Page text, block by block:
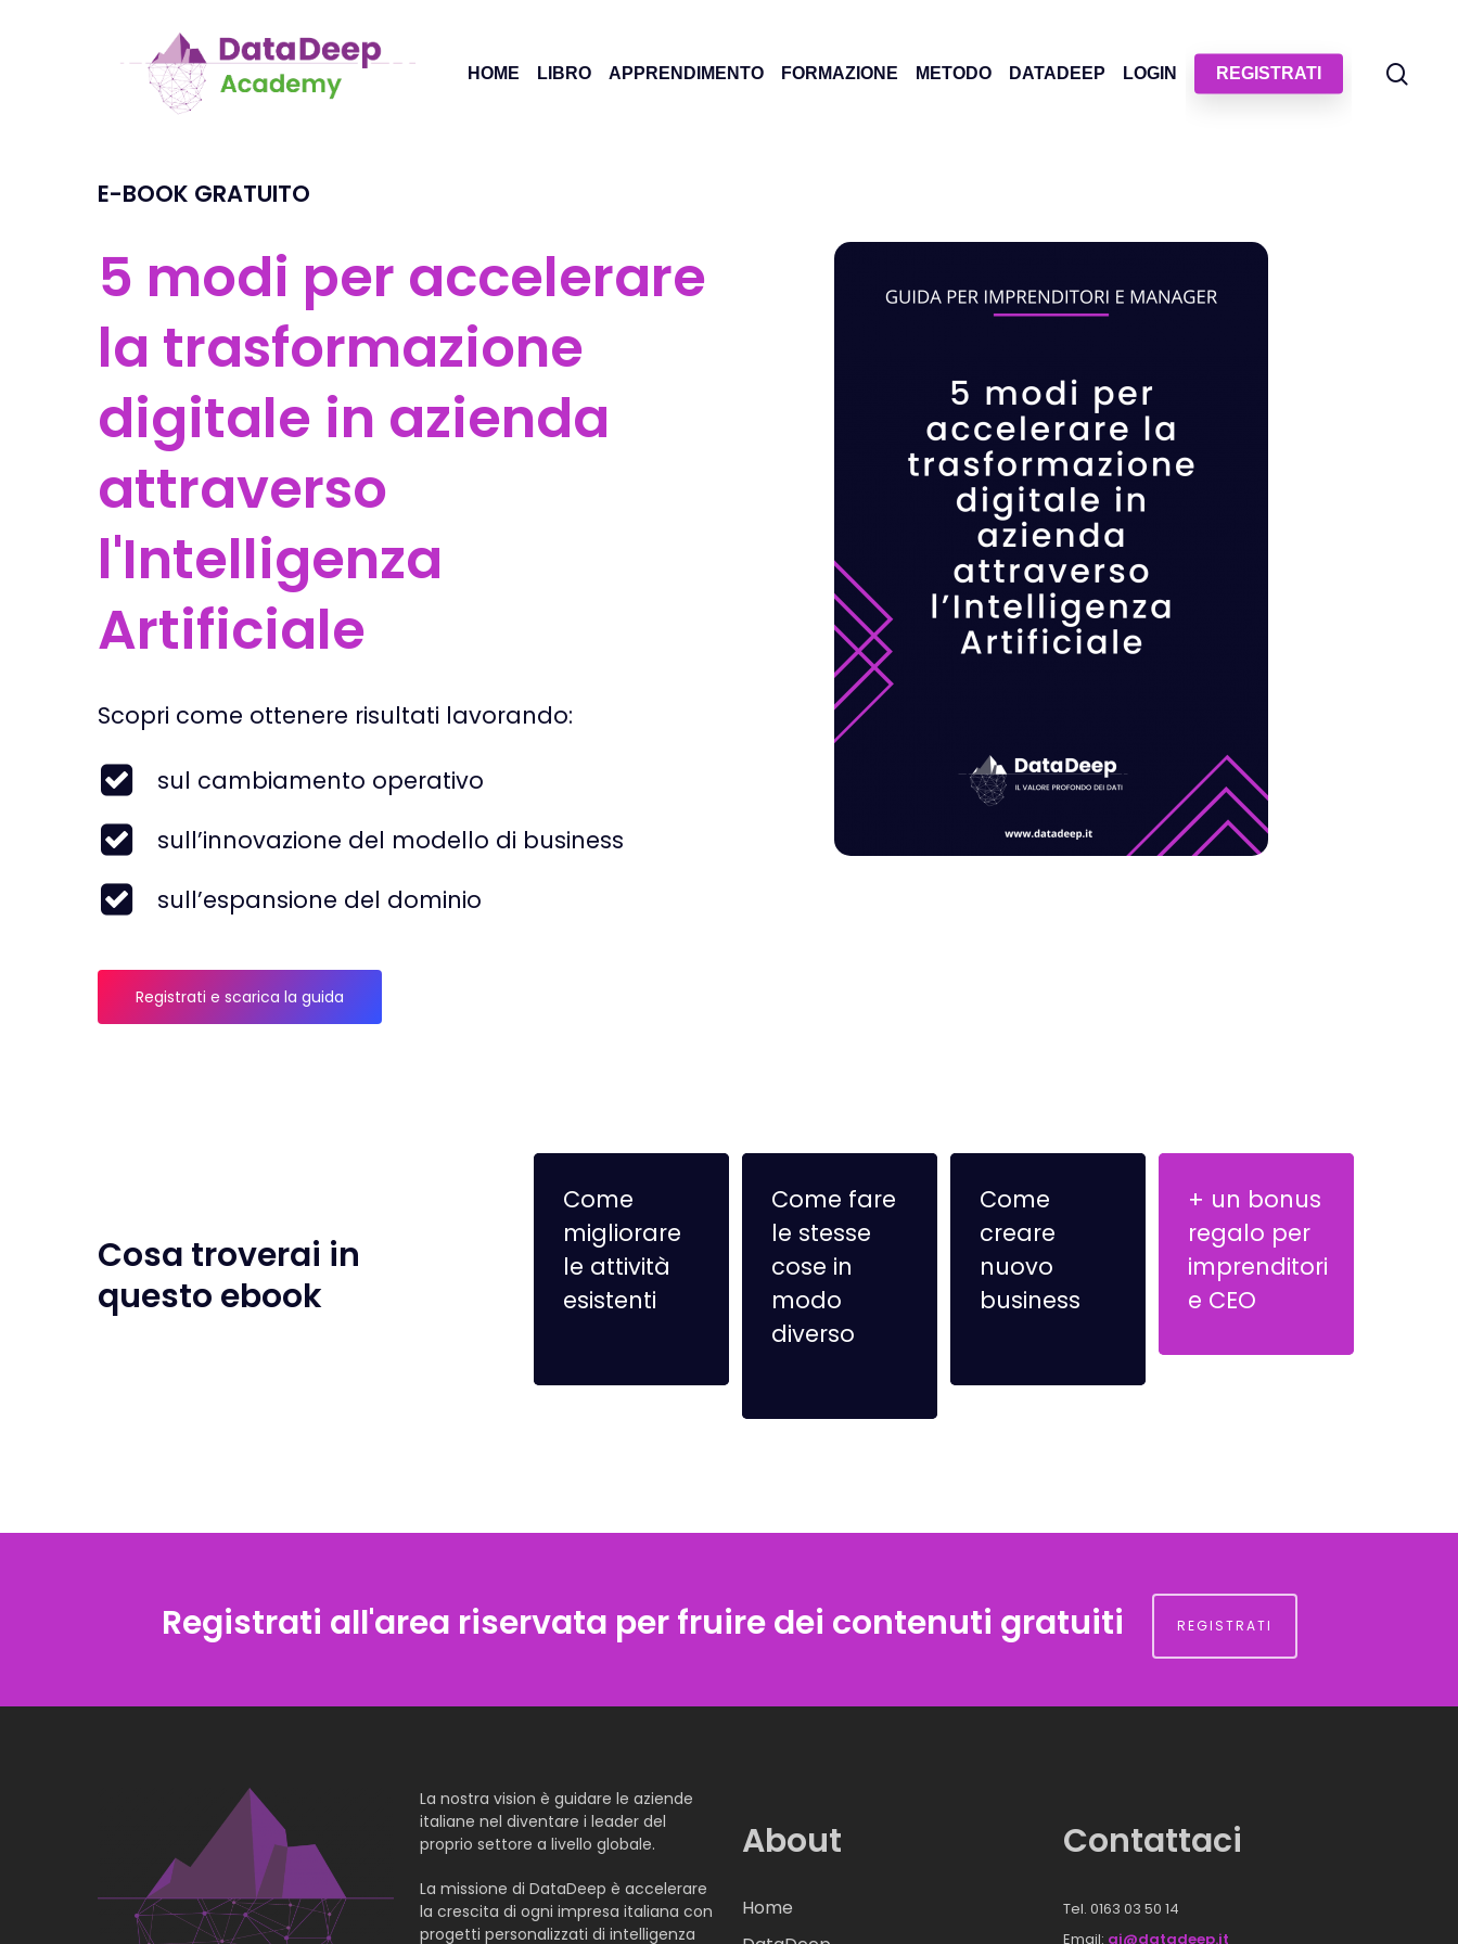
Hit enter to search or ESC to close
HOME LIBRO APPRENDIMENTO
Newsletter
FORMAZIONE METODO DATADEEP LOGIN REGISTRATI
E-BOOK GRATUITO
5 modi per accelerare
la trasformazione
digitale in azienda
attraverso
l'Intelligenza
Artificiale
Scopri come ottenere risultati lavorando:
sul cambiamento operativo
sull’innovazione del modello di business
sull’espansione del dominio
Registrati e scarica la guida
Cosa troverai in
questo ebook
Come
migliorare
le attività
esistenti
Come fare
le stesse
cose in
modo
diverso
Come
creare
nuovo
business
+ un bonus
regalo per
imprenditori
e CEO
Registrati all'area riservata per fruire dei contenuti gratuiti REGISTRATI
La nostra vision è guidare le aziende
italiane nel diventare i leader del
proprio settore a livello globale.
La missione di DataDeep è accelerare
la crescita di ogni impresa italiana con
progetti personalizzati di intelligenza
About
Home
Contattaci
Tel. 0163 03 50 14
Email: ai@datadeep.it